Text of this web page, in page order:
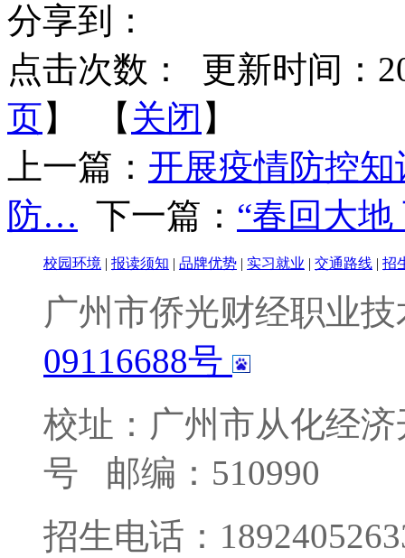
分享到：
点击次数：
更新时间：
页】 【 关闭 】
上一篇： 开展疫情防控
防… 下一篇： “春回大
校园环境 报读须知 品牌优势 实习就业 交通路线 招
广州市侨光财经职业
09116688号
校址：广州市从化经
号
邮编：510990
招生电话：